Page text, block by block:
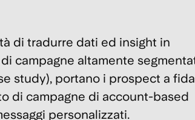
di tradurre dati ed insight in
campagne altamente
study), portano i prospect a
di campagne di account-based
personalizzati.